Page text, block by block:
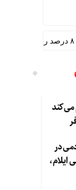
می‌کند
در
ایلام،